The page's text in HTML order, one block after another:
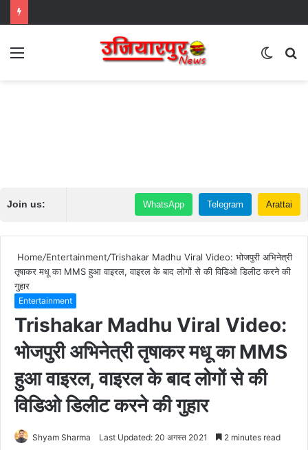
Menu
Switch
Join us: WhatsApp Telegram Arattai
Home/Entertainment/Trishakar Madhu Viral Video: भोजपुरी अभिनेत्री
तृषाकर मधू का MMS हुआ वाइरल, वाइरल के बाद लोगों से की विडिओ डिलीट करने की
गुहार
Entertainment
Trishakar Madhu Viral Video:
भोजपुरी अभिनेत्री तृषाकर मधू का MMS
हुआ वाइरल, वाइरल के बाद लोगों से की
विडिओ डिलीट करने की गुहार
Shyam Sharma Last Updated: 20 अगस्त 2021 2 minutes read